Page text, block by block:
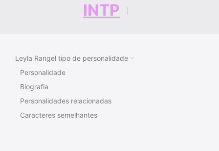
INTP
Leyla Rangel tipo de personalidade
Personalidade
Biografia
Personalidades relacionadas
Caracteres semelhantes